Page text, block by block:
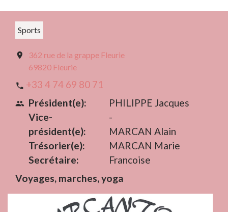
Sports
location_on
362 rue de la grappe Fleurie
69820 Fleurie
phone +33 4 74 69 80 71
people Président(e):
Vice-
président(e):
Trésorier(e):
Secrétaire:
PHILIPPE Jacques
-
MARCAN Alain
MARCAN Marie
Francoise
Voyages, marches, yoga